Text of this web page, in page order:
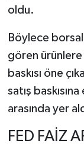
oldu.
Böylece
gören ürünlere
baskısı öne
satış
arasında yer
FED FAİZ